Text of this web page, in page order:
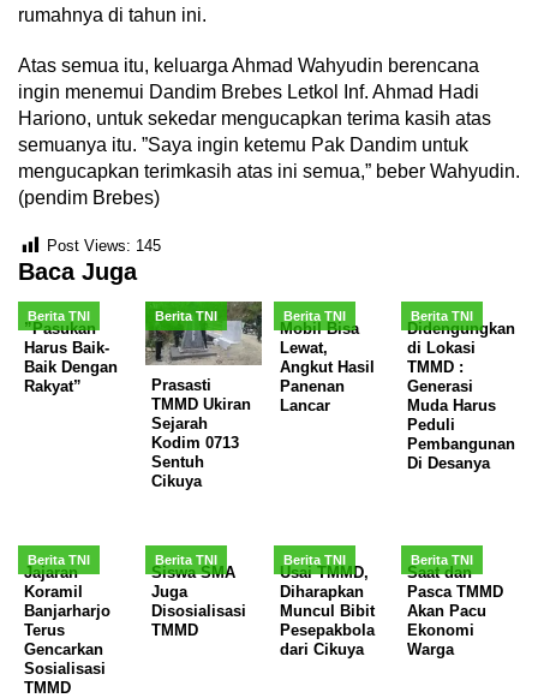
rumahnya di tahun ini.
Atas semua itu, keluarga Ahmad Wahyudin berencana
ingin menemui Dandim Brebes Letkol Inf. Ahmad Hadi
Hariono, untuk sekedar mengucapkan terima kasih atas
semuanya itu. ”Saya ingin ketemu Pak Dandim untuk
mengucapkan terimkasih atas ini semua,” beber Wahyudin.
(pendim Brebes)
Post Views: 145
Baca Juga
Berita TNI
”Pasukan
Harus Baik-
Baik Dengan
Rakyat”
Berita TNI
Prasasti
TMMD Ukiran
Sejarah
Kodim 0713
Sentuh
Cikuya
Berita TNI
Mobil Bisa
Lewat,
Angkut Hasil
Panenan
Lancar
Berita TNI
Didengungkan
di Lokasi
TMMD :
Generasi
Muda Harus
Peduli
Pembangunan
Di Desanya
Berita TNI
Jajaran
Koramil
Banjarharjo
Terus
Gencarkan
Sosialisasi
TMMD
Berita TNI
Siswa SMA
Juga
Disosialisasi
TMMD
Berita TNI
Usai TMMD,
Diharapkan
Muncul Bibit
Pesepakbola
dari Cikuya
Berita TNI
Saat dan
Pasca TMMD
Akan Pacu
Ekonomi
Warga